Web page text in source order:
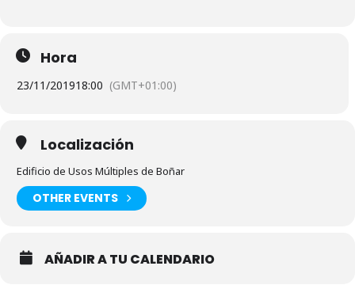
Hora
23/11/201918:00 (GMT+01:00)
Localización
Edificio de Usos Múltiples de Boñar
OTHER EVENTS
AÑADIR A TU CALENDARIO